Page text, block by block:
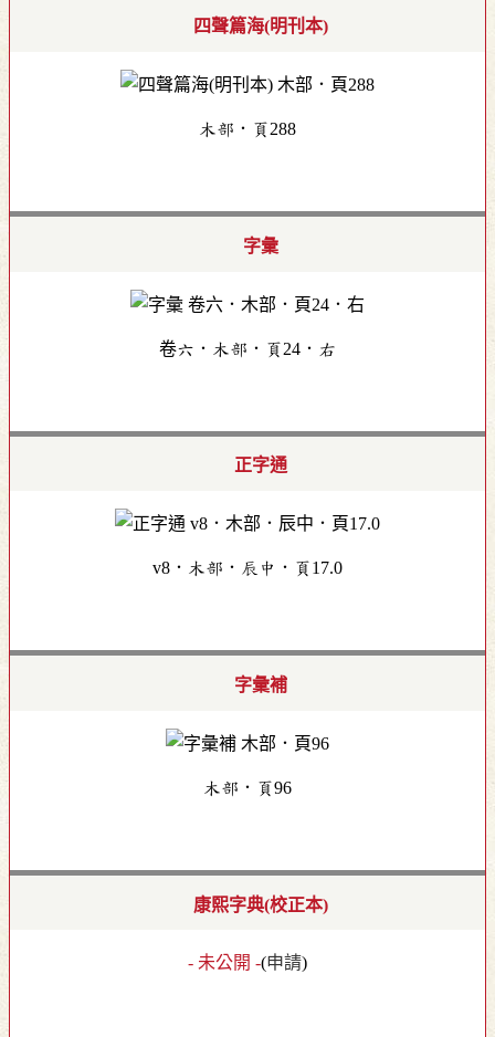
四聲篇海(明刊本)
木部．頁288
字彙
卷六．木部．頁24．右
正字通
v8．木部．辰中．頁17.0
字彙補
木部．頁96
康熙字典(校正本)
- 未公開 -(申請)